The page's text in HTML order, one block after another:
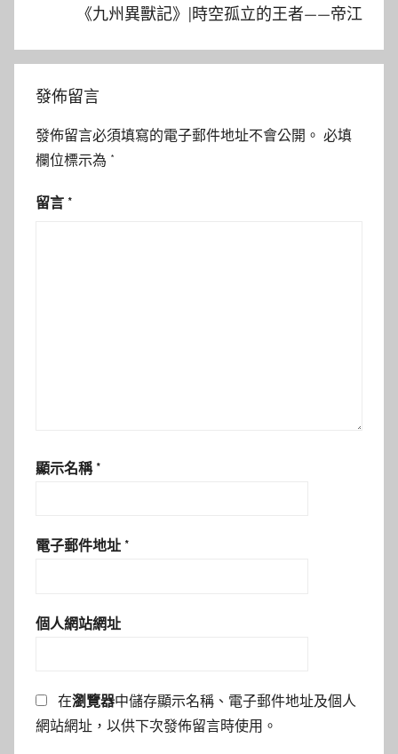
《九州異獸記》|時空孤立的王者——帝江
發佈留言
發佈留言必須填寫的電子郵件地址不會公開。 必填
欄位標示為 *
留言 *
顯示名稱 *
電子郵件地址 *
個人網站網址
在瀏覽器中儲存顯示名稱、電子郵件地址及個人
網站網址，以供下次發佈留言時使用。